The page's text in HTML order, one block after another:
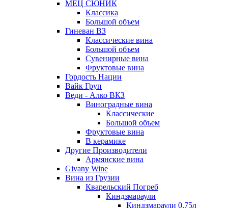
МЕЦ СЮНИК
Классика
Большой объем
Гиневан ВЗ
Классические вина
Большой объем
Сувенирные вина
Фруктовые вина
Гордость Нации
Вайк Груп
Веди - Алко ВКЗ
Виноградные вина
Классические
Большой объем
Фруктовые вина
В керамике
Другие Производители
Армянские вина
Givany Wine
Вина из Грузии
Кварельский Погреб
Киндзмараули
Киндзмараули 0,75л